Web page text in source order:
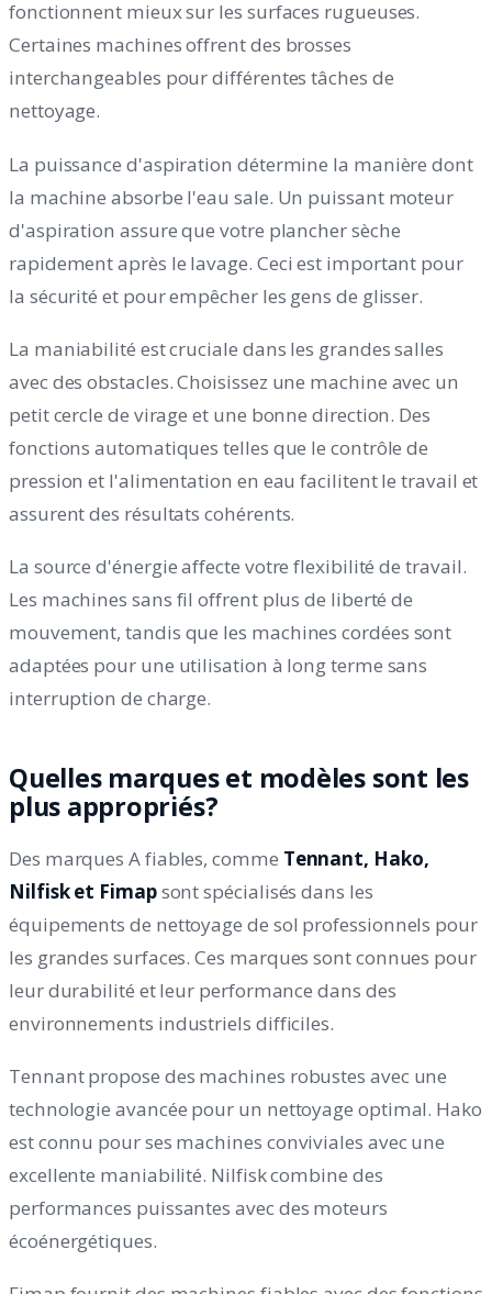
fonctionnent mieux sur les surfaces rugueuses.
Certaines machines offrent des brosses
interchangeables pour différentes tâches de
nettoyage.
La puissance d'aspiration détermine la manière dont
la machine absorbe l'eau sale. Un puissant moteur
d'aspiration assure que votre plancher sèche
rapidement après le lavage. Ceci est important pour
la sécurité et pour empêcher les gens de glisser.
La maniabilité est cruciale dans les grandes salles
avec des obstacles. Choisissez une machine avec un
petit cercle de virage et une bonne direction. Des
fonctions automatiques telles que le contrôle de
pression et l'alimentation en eau facilitent le travail et
assurent des résultats cohérents.
La source d'énergie affecte votre flexibilité de travail.
Les machines sans fil offrent plus de liberté de
mouvement, tandis que les machines cordées sont
adaptées pour une utilisation à long terme sans
interruption de charge.
Quelles marques et modèles sont les
plus appropriés?
Des marques A fiables, comme Tennant, Hako,
Nilfisk et Fimapsont spécialisés dans les
équipements de nettoyage de sol professionnels pour
les grandes surfaces. Ces marques sont connues pour
leur durabilité et leur performance dans des
environnements industriels difficiles.
Tennant propose des machines robustes avec une
technologie avancée pour un nettoyage optimal. Hako
est connu pour ses machines conviviales avec une
excellente maniabilité. Nilfisk combine des
performances puissantes avec des moteurs
écoénergétiques.